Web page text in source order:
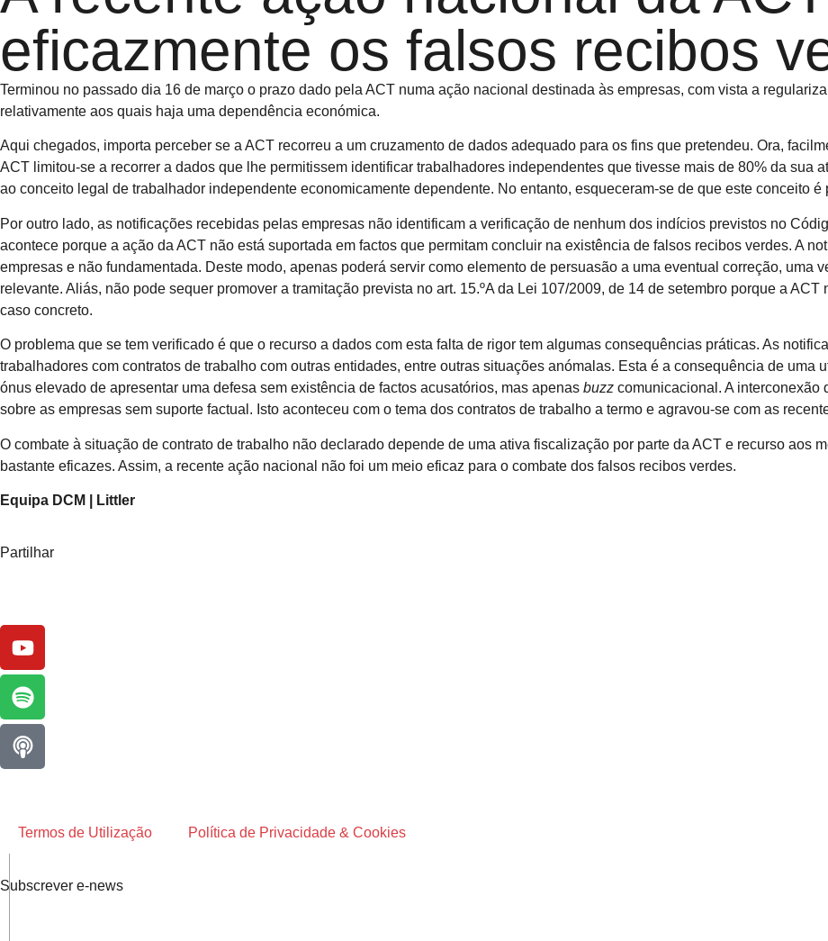
eficazmente os falsos recibos
Terminou no passado dia 16 de março o prazo dado pela ACT numa ação nacional destinada às empresas, com vista a
relativamente aos quais haja uma dependência económica.
Aqui chegados, importa perceber se a ACT recorreu a um cruzamento de dados adequado para os fins que pretendeu. Ora,
ACT limitou-se a recorrer a dados que lhe permitissem identificar trabalhadores independentes que tivesse mais de 80% da sua
ao conceito legal de trabalhador independente economicamente dependente. No entanto, esqueceram-se de que este conceito
Por outro lado, as notificações recebidas pelas empresas não identificam a verificação de nenhum dos indícios previstos no
acontece porque a ação da ACT não está suportada em factos que permitam concluir na existência de falsos recibos verdes. A
empresas e não fundamentada. Deste modo, apenas poderá servir como elemento de persuasão a uma eventual correção, uma
relevante. Aliás, não pode sequer promover a tramitação prevista no art. 15.ºA da Lei 107/2009, de 14 de setembro porque a
caso concreto.
O problema que se tem verificado é que o recurso a dados com esta falta de rigor tem algumas consequências práticas. As
trabalhadores com contratos de trabalho com outras entidades, entre outras situações anómalas. Esta é a consequência de
ónus elevado de apresentar uma defesa sem existência de factos acusatórios, mas apenas buzz comunicacional. A interconexão
sobre as empresas sem suporte factual. Isto aconteceu com o tema dos contratos de trabalho a termo e agravou-se com as
O combate à situação de contrato de trabalho não declarado depende de uma ativa fiscalização por parte da ACT e recurso aos
bastante eficazes. Assim, a recente ação nacional não foi um meio eficaz para o combate dos falsos recibos verdes.
Equipa DCM | Littler
Partilhar
Termos de Utilização Política de Privacidade & Cookies
Subscrever e-news